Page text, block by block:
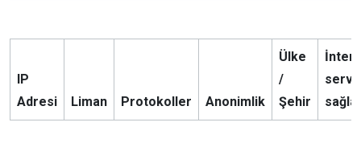
IP
Adresi
Liman Protokoller Anonimlik
Ülke
/
Şehir